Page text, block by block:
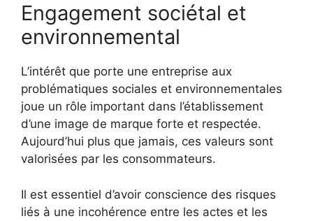
Engagement sociétal et
environnemental
L’intérêt que porte une entreprise aux
problématiques sociales et environnementales
joue un rôle important dans l’établissement
d’une image de marque forte et respectée.
Aujourd’hui plus que jamais, ces valeurs sont
valorisées par les consommateurs.
Il est essentiel d’avoir conscience des risques
liés à une incohérence entre les actes et les